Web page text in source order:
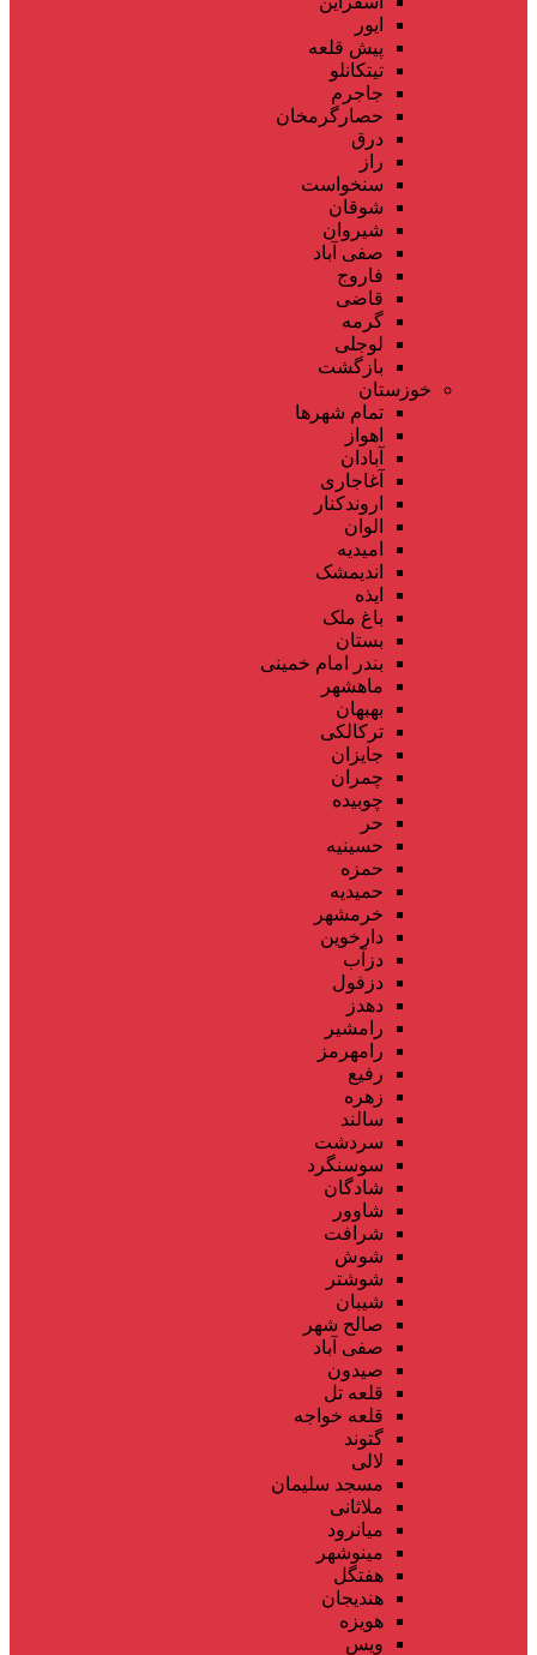
ایور
پیش قلعه
تیتکانلو
جاجرم
حصارگرمخان
درق
راز
سنخواست
شوقان
شیروان
صفی آباد
فاروج
قاضی
گرمه
لوجلی
بازگشت
خوزستان
تمام شهر‌ها
اهواز
آبادان
آغاجاری
اروندکنار
الوان
امیدیه
اندیمشک
ایذه
باغ ملک
بستان
بندر امام خمینی
ماهشهر
بهبهان
ترکالکی
جایزان
چمران
چوبیده
حر
حسینیه
حمزه
حمیدیه
خرمشهر
دارخوین
دزآب
دزفول
دهدز
رامشیر
رامهرمز
رفیع
زهره
سالند
سردشت
سوسنگرد
شادگان
شاوور
شرافت
شوش
شوشتر
شیبان
صالح شهر
صفی آباد
صیدون
قلعه تل
قلعه خواجه
گتوند
لالی
مسجد سلیمان
ملاثانی
میانرود
مینوشهر
هفتگل
هندیجان
هویزه
ویس